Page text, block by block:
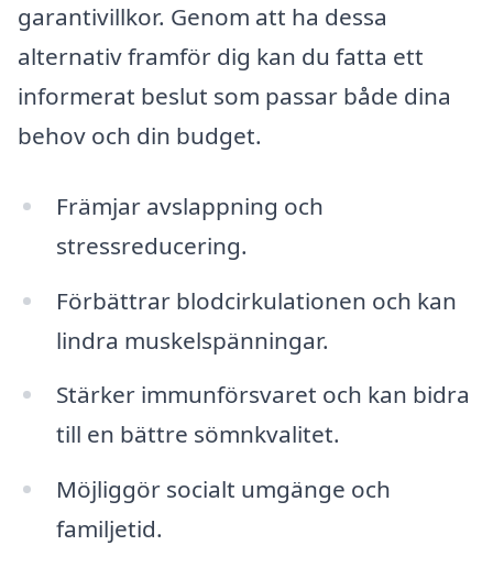
garantivillkor. Genom att ha dessa
alternativ framför dig kan du fatta ett
informerat beslut som passar både dina
behov och din budget.
Främjar avslappning och
stressreducering.
Förbättrar blodcirkulationen och kan
lindra muskelspänningar.
Stärker immunförsvaret och kan bidra
till en bättre sömnkvalitet.
Möjliggör socialt umgänge och
familjetid.